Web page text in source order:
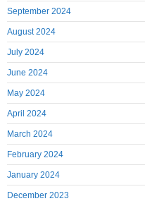
September 2024
August 2024
July 2024
June 2024
May 2024
April 2024
March 2024
February 2024
January 2024
December 2023